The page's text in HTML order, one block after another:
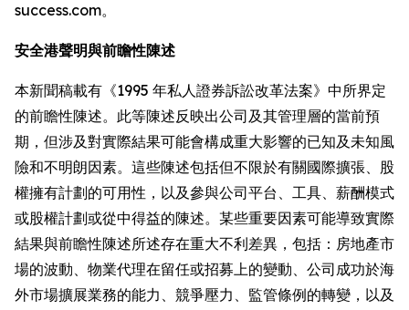
success.com。
安全港聲明與前瞻性陳述
本新聞稿載有《1995 年私人證券訴訟改革法案》中所界定
的前瞻性陳述。此等陳述反映出公司及其管理層的當前預
期，但涉及對實際結果可能會構成重大影響的已知及未知風
險和不明朗因素。這些陳述包括但不限於有關國際擴張、股
權擁有計劃的可用性，以及參與公司平台、工具、薪酬模式
或股權計劃或從中得益的陳述。某些重要因素可能導致實際
結果與前瞻性陳述所述存在重大不利差異，包括：房地產市
場的波動、物業代理在留任或招募上的變動、公司成功於海
外市場擴展業務的能力、競爭壓力、監管條例的轉變，以及